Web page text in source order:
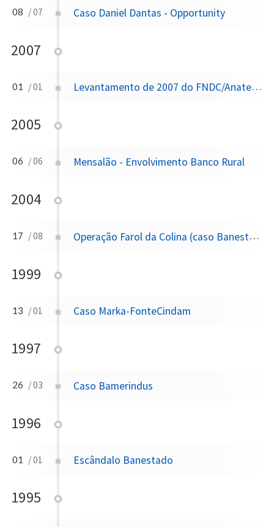
08 / 07 Caso Daniel Dantas - Opportunity
2007
01 / 01 Levantamento de 2007 do FNDC/Anatel/Ministério das Comunicações identifica 173 emissoras de TV com outorgas vencidas, incluindo grandes redes nacionais
2005
06 / 06 Mensalão - Envolvimento Banco Rural
2004
17 / 08 Operação Farol da Colina (caso Banestado)
1999
13 / 01 Caso Marka-FonteCindam
1997
26 / 03 Caso Bamerindus
1996
01 / 01 Escândalo Banestado
1995